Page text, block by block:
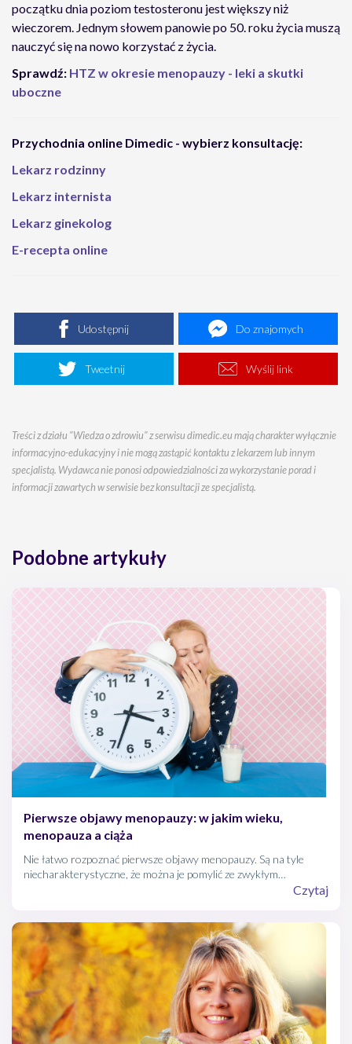
początku dnia poziom testosteronu jest większy niż
wieczorem. Jednym słowem panowie po 50. roku życia muszą
nauczyć się na nowo korzystać z życia.
Sprawdź: HTZ w okresie menopauzy - leki a skutki
uboczne
Przychodnia online Dimedic - wybierz konsultację:
Lekarz rodzinny
Lekarz internista
Lekarz ginekolog
E-recepta online
Udostępnij Do znajomych
Tweetnij Wyślij link
Treści z działu "Wiedza o zdrowiu" z serwisu dimedic.eu mają charakter wyłącznie
informacyjno-edukacyjny i nie mogą zastąpić kontaktu z lekarzem lub innym
specjalistą. Wydawca nie ponosi odpowiedzialności za wykorzystanie porad i
informacji zawartych w serwisie bez konsultacji ze specjalistą.
Podobne artykuły
Pierwsze objawy menopauzy: w jakim wieku,
menopauza a ciąża
Nie łatwo rozpoznać pierwsze objawy menopauzy. Są na tyle
niecharakterystyczne, że można je pomylić ze zwykłym
przepracowaniem czy początkowymi objawami ciąży. Pewność,
lub samodzielnie w domowych warunkach.
Czytaj